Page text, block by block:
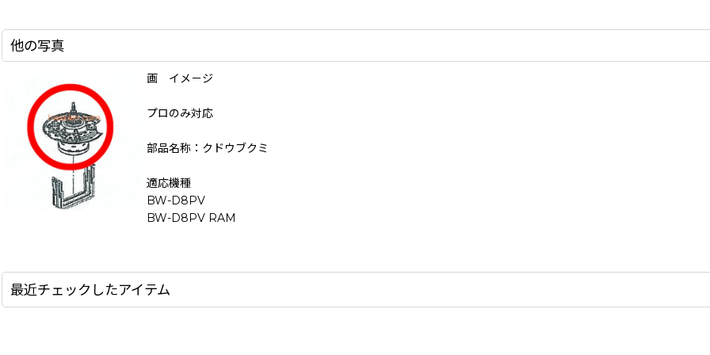
他の写真
画 イメ－ジ
プロのみ対応
部品名称：クドウブクミ
適応機種
BW-D8PV
BW-D8PV RAM
最近チェックしたアイテム